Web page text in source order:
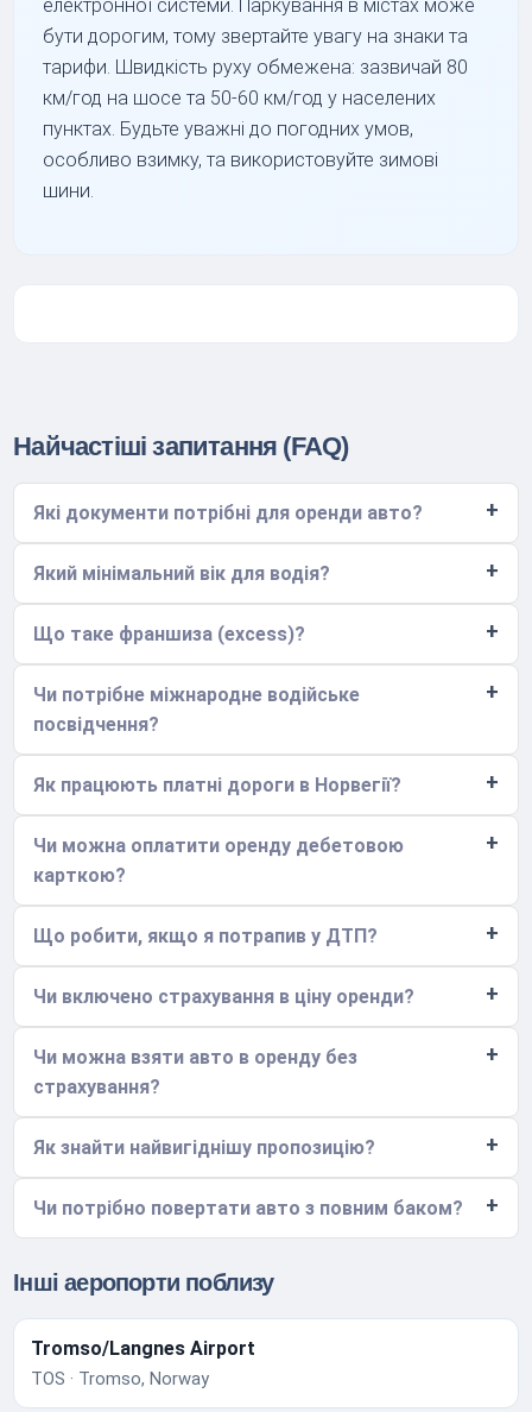
електронної системи. Паркування в містах може
бути дорогим, тому звертайте увагу на знаки та
тарифи. Швидкість руху обмежена: зазвичай 80
км/год на шосе та 50-60 км/год у населених
пунктах. Будьте уважні до погодних умов,
особливо взимку, та використовуйте зимові
шини.
Найчастіші запитання (FAQ)
Які документи потрібні для оренди авто?
Який мінімальний вік для водія?
Що таке франшиза (excess)?
Чи потрібне міжнародне водійське
посвідчення?
Як працюють платні дороги в Норвегії?
Чи можна оплатити оренду дебетовою
карткою?
Що робити, якщо я потрапив у ДТП?
Чи включено страхування в ціну оренди?
Чи можна взяти авто в оренду без
страхування?
Як знайти найвигіднішу пропозицію?
Чи потрібно повертати авто з повним баком?
Інші аеропорти поблизу
Tromso/Langnes Airport
TOS · Tromso, Norway